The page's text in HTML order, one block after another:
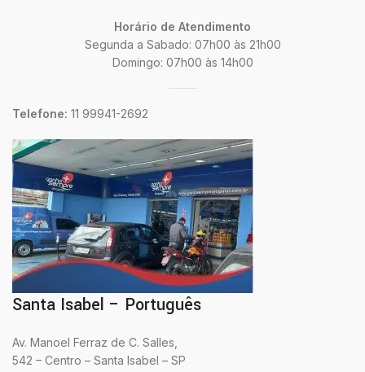
Horário de Atendimento
Segunda a Sabado: 07h00 às 21h00
Domingo: 07h00 às 14h00
Telefone: 11 99941-2692
Santa Isabel – Português
Av. Manoel Ferraz de C. Salles,
542 – Centro – Santa Isabel – SP